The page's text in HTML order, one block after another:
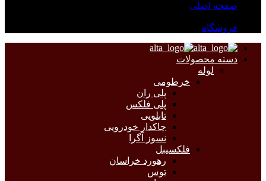
صفحه اصلی
فروشگاه
دسته محصولات
لوله
خرطومی
پلی ران
پلی فلکس
تابلویی
چاکدار خودرویی
نسوز آگرا
فلکسیبل
رهورد خراسان
توس